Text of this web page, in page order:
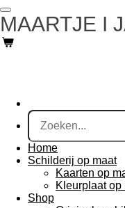
Ga
direct
naar
de
MAARTJE I
Home
Schilderij op maat
Kaarten op
Kleurplaat op
Shop